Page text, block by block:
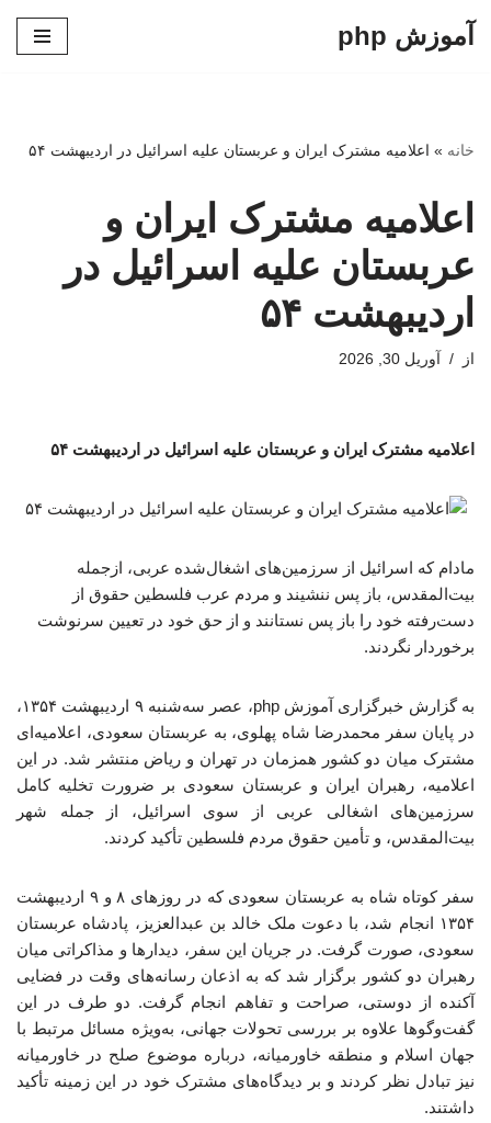
آموزش php
خانه » اعلامیه مشترک ایران و عربستان علیه اسرائیل در اردیبهشت ۵۴
اعلامیه مشترک ایران و
عربستان علیه اسرائیل در
اردیبهشت ۵۴
از آوریل 30, 2026
اعلامیه مشترک ایران و عربستان علیه اسرائیل در اردیبهشت ۵۴
مادام که اسرائیل از سرزمین‌های اشغال‌شده عربی، ازجمله
بیت‌المقدس، باز پس ننشیند و مردم عرب فلسطین حقوق از
دست‌رفته خود را باز پس نستانند و از حق خود در تعیین سرنوشت
برخوردار نگردند.
به گزارش خبرگزاری آموزش php، عصر سه‌شنبه ۹ اردیبهشت ۱۳۵۴،
در پایان سفر محمدرضا شاه پهلوی، به عربستان سعودی، اعلامیه‌ای
مشترک میان دو کشور همزمان در تهران و ریاض منتشر شد. در این
اعلامیه، رهبران ایران و عربستان سعودی بر ضرورت تخلیه کامل
سرزمین‌های اشغالی عربی از سوی اسرائیل، از جمله شهر
بیت‌المقدس، و تأمین حقوق مردم فلسطین تأکید کردند.
سفر کوتاه شاه به عربستان سعودی که در روزهای ۸ و ۹ اردیبهشت
۱۳۵۴ انجام شد، با دعوت ملک خالد بن عبدالعزیز، پادشاه عربستان
سعودی، صورت گرفت. در جریان این سفر، دیدارها و مذاکراتی میان
رهبران دو کشور برگزار شد که به اذعان رسانه‌های وقت در فضایی
آکنده از دوستی، صراحت و تفاهم انجام گرفت. دو طرف در این
گفت‌وگوها علاوه بر بررسی تحولات جهانی، به‌ویژه مسائل مرتبط با
جهان اسلام و منطقه خاورمیانه، درباره موضوع صلح در خاورمیانه
نیز تبادل نظر کردند و بر دیدگاه‌های مشترک خود در این زمینه تأکید
داشتند.